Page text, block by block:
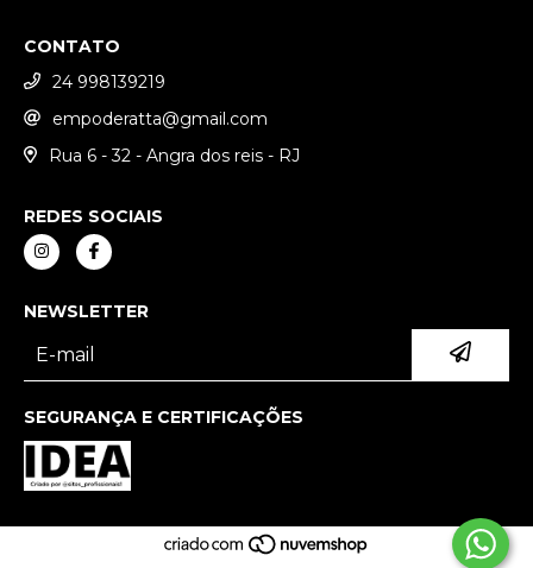
CONTATO
24 998139219
empoderatta@gmail.com
Rua 6 - 32 - Angra dos reis - RJ
REDES SOCIAIS
NEWSLETTER
SEGURANÇA E CERTIFICAÇÕES